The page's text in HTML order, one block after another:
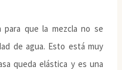
que la mezcla no se
de agua. Esto está muy
queda elástica y es una